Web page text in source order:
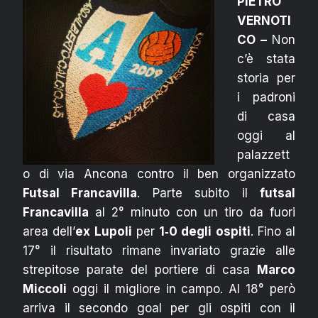
VERNOTI
CO –Non
c’è stata
storia per
i padroni
di casa
oggi al
palazzett
o di via Ancona contro il ben organizzato
Futsal Francavilla. Parte subito ilfutsal
Francavilla al 2° minuto con un tiro da fuori
area dell’ex Lupoli per 1‐0 degli ospiti. Fino al
17° il risultato rimane invariato grazie alle
strepitose parate del portiere di casa Marco
Miccoli oggi il migliore in campo. Al 18° però
arriva il secondo goal per gli ospiti con il